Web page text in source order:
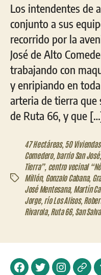
Los intendentes de
conjunto a sus
recorrido por la
José de Alto
trabajando con
y enripiando en
arteria de tierra que
de Ruta 66, y que
Etiquetas
47 Hectáreas, 50
Comedero, barrio San José,
Tierra”, centro vecinal
Millón, Gonzalo Cabana,
José Mentesana, Martín
Jorge, río Los Alisos,
Rivarola, Ruta 66, San